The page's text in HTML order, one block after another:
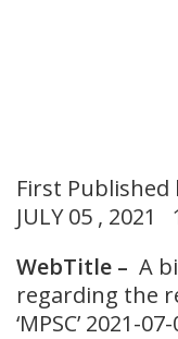
First Published
JULY 05 , 2021
WebTitle – A
regarding the
‘MPSC’ 2021-